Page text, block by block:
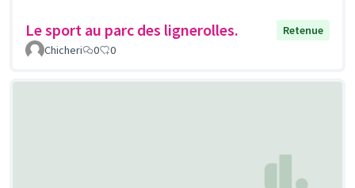
Le sport au parc des lignerolles.
Retenue
Chicheri
0 0